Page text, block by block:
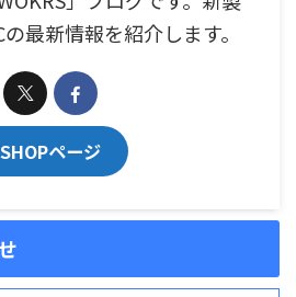
最新情報を紹介します。
SHOPページ